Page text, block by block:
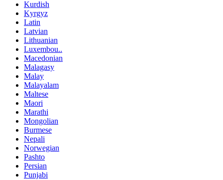
Kurdish
Kyrgyz
Latin
Latvian
Lithuanian
Luxembou..
Macedonian
Malagasy
Malay
Malayalam
Maltese
Maori
Marathi
Mongolian
Burmese
Nepali
Norwegian
Pashto
Persian
Punjabi